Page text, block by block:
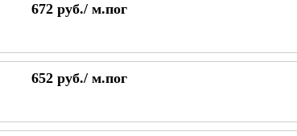
672 руб./ м.пог
652 руб./ м.пог